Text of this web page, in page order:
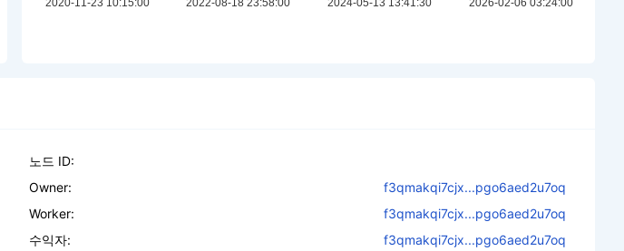
노드 ID:
Owner:
f3qmakqi7cjx...pgo6aed2u7oq
Worker:
f3qmakqi7cjx...pgo6aed2u7oq
수익자:
f3qmakqi7cjx...pgo6aed2u7oq